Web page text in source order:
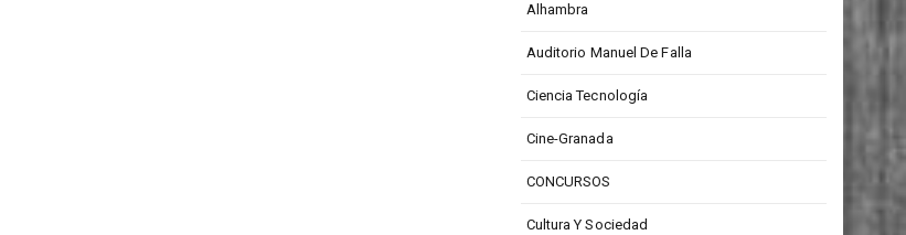
Alhambra
Auditorio Manuel De Falla
Ciencia Tecnología
Cine-Granada
CONCURSOS
Cultura Y Sociedad